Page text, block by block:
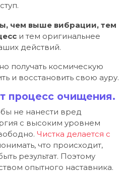
чем выше вибрации, тем
и тем оригинальнее
действий.
получать космическую
и восстановить свою ауру.
процесс очищения.
не нанести вред
с высоким уровнем
Чистка делается с
что происходит,
результат. Поэтому
опытного наставника.